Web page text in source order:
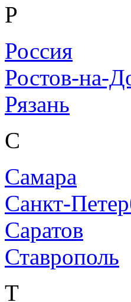
Р
Россия
Ростов-на-
Рязань
С
Самара
Санкт-
Саратов
Ставрополь
Т